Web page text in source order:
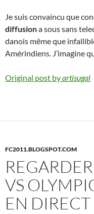
Je suis convaincu que
diffusiona sous sans
danois même que
Amérindiens. J’imagine
Original post byartisugal
FC2011.BLOGSPOT.COM
VS
EN